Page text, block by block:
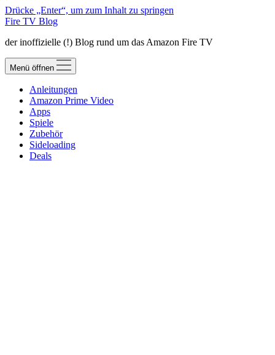
Drücke „Enter“, um zum Inhalt zu springen
Fire TV Blog
der inoffizielle (!) Blog rund um das Amazon Fire TV
Menü öffnen
Anleitungen
Amazon Prime Video
Apps
Spiele
Zubehör
Sideloading
Deals